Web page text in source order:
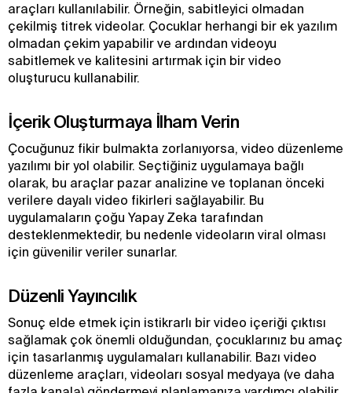
araçları kullanılabilir. Örneğin, sabitleyici olmadan
çekilmiş titrek videolar. Çocuklar herhangi bir ek yazılım
olmadan çekim yapabilir ve ardından videoyu
sabitlemek ve kalitesini artırmak için bir video
oluşturucu kullanabilir.
İçerik Oluşturmaya İlham Verin
Çocuğunuz fikir bulmakta zorlanıyorsa, video düzenleme
yazılımı bir yol olabilir. Seçtiğiniz uygulamaya bağlı
olarak, bu araçlar pazar analizine ve toplanan önceki
verilere dayalı video fikirleri sağlayabilir. Bu
uygulamaların çoğu Yapay Zeka tarafından
desteklenmektedir, bu nedenle videoların viral olması
için güvenilir veriler sunarlar.
Düzenli Yayıncılık
Sonuç elde etmek için istikrarlı bir video içeriği çıktısı
sağlamak çok önemli olduğundan, çocuklarınız bu amaç
için tasarlanmış uygulamaları kullanabilir. Bazı video
düzenleme araçları, videoları sosyal medyaya (ve daha